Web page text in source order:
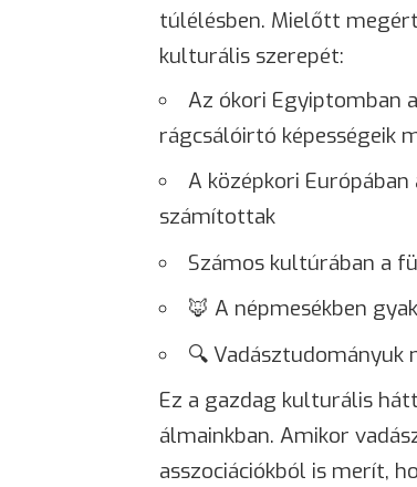
túlélésben. Mielőtt
kulturális szerepét:
Az ókori Egyiptomban
rágcsálóirtó képességeik
A középkori
számítottak
Számos kultúrában a
🦊 A népmesékben
🔍 Vadásztudományuk
Ez a gazdag kulturális
álmainkban. Amikor
asszociációkból is merít,